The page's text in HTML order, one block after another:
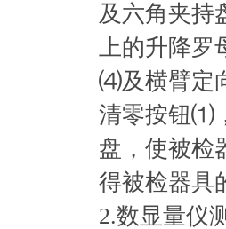
及六角夹持
上的升降罗
⑷及横臂定
清零按钮
盘，使被
得被检器具
2.数显量仪